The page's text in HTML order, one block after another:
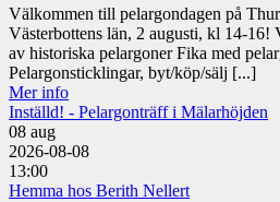
Välkommen till pelargondagen på
Västerbottens län, 2 augusti, kl 14-16!
av historiska pelargoner Fika med
Pelargonsticklingar, byt/köp/sälj [...]
Mer info
Inställd! - Pelargonträff i Mälarhöjden
08 aug
2026-08-08
13:00
Hemma hos Berith Nellert